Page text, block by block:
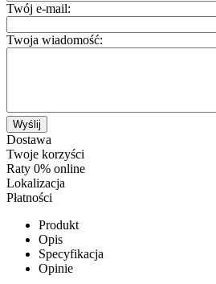
Twój e-mail:
Twoja wiadomość:
Wyślij
Dostawa
Twoje korzyści
Raty 0% online
Lokalizacja
Płatności
Produkt
Opis
Specyfikacja
Opinie